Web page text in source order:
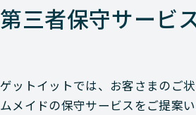
第三者保守サービ
ゲットイットでは、お客さまのご
ムメイドの保守サービスをご提案い